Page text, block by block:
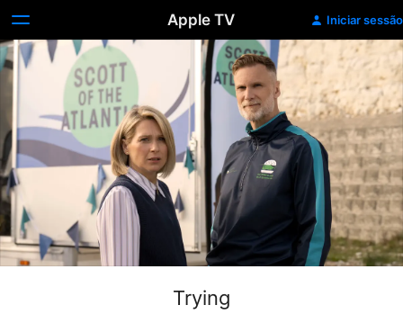
Apple TV Iniciar sessão
Trying